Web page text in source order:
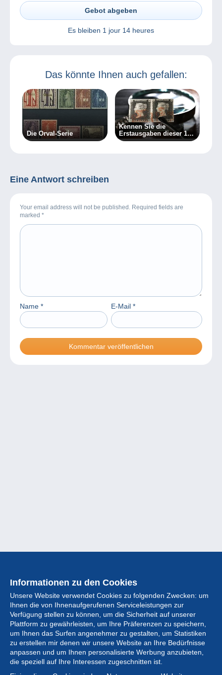
Gebot abgeben
Es bleiben 1 jour 14 heures
Das könnte Ihnen auch gefallen:
Die Orval-Serie
Kennen Sie die
Erstausgaben dieser 10
Länder?
Eine Antwort schreiben
Your email address will not be published. Required fields are
marked *
Name * E-Mail *
Informationen zu den Cookies
Unsere Website verwendet Cookies zu folgenden Zwecken: um
Ihnen die von Ihnenaufgerufenen Serviceleistungen zur
Verfügung stellen zu können, um die Sicherheit auf unserer
Plattform zu gewährleisten, um Ihre Präferenzen zu speichern,
um Ihnen das Surfen angenehmer zu gestalten, um Statistiken
zu erstellen mir denen wir unsere Website an Ihre Bedürfnisse
anpassen und um Ihnen personalisierte Werbung anzubieten,
die speziell auf Ihre Interessen zugeschnitten ist.
Sammlung